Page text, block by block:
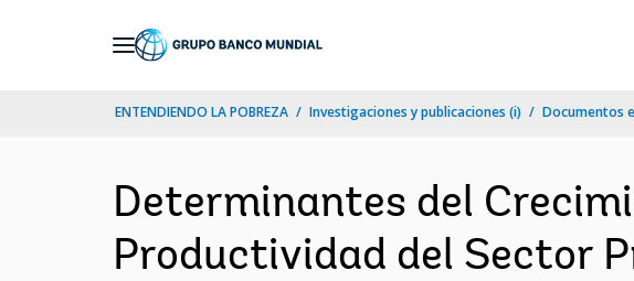
ENTENDIENDO LA POBREZA Investigaciones y publicaciones (i) Documentos
Determinantes del
Productividad del Sector